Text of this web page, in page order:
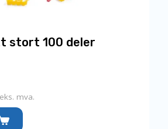
stort 100 deler
eks. mva.